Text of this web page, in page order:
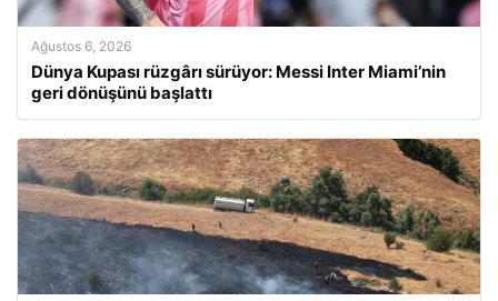
Ağustos 6, 2026
Dünya Kupası rüzgârı sürüyor: Messi Inter Miami’nin
geri dönüşünü başlattı